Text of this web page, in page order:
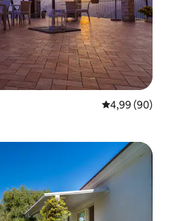
4,99 av 5 i
4,99 (90)